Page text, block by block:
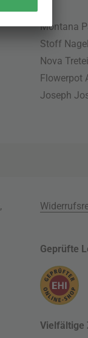
Montana
Stoff
Nova
Flowerpot
Joseph
,
Geprüfte
Vielfältige